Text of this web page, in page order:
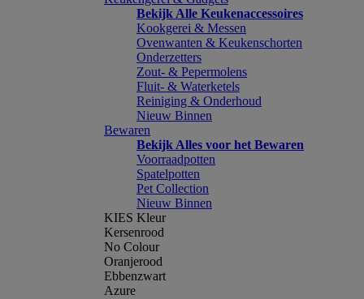
Bekijk Alle Keukenaccessoires
Kookgerei & Messen
Ovenwanten & Keukenschorten
Onderzetters
Zout- & Pepermolens
Fluit- & Waterketels
Reiniging & Onderhoud
Nieuw Binnen
Bewaren
Bekijk Alles voor het Bewaren
Voorraadpotten
Spatelpotten
Pet Collection
Nieuw Binnen
KIES Kleur
Kersenrood
No Colour
Oranjerood
Ebbenzwart
Azure